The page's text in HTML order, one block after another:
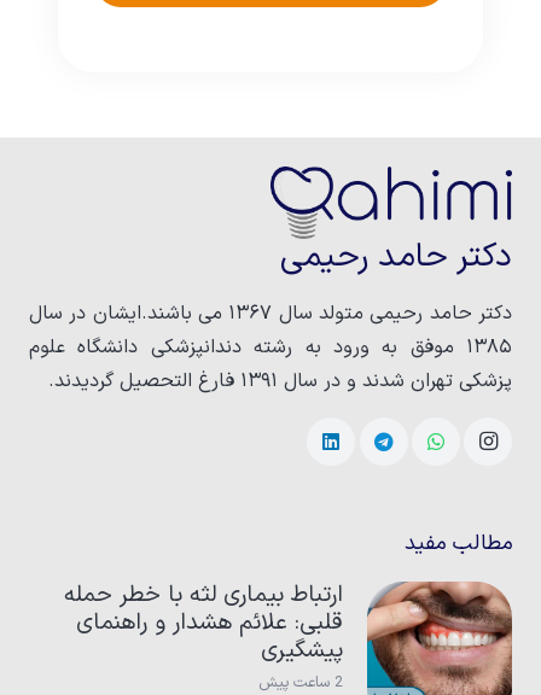
دکتر حامد رحیمی
دکتر حامد رحیمی متولد سال ۱۳۶۷ می باشند.ایشان در سال
۱۳۸۵ موفق به ورود به رشته دندانپزشکی دانشگاه علوم
پزشکی تهران شدند و در سال ۱۳۹۱ فارغ التحصیل گردیدند.
مطالب مفید
ارتباط بیماری لثه با خطر حمله
قلبی: علائم هشدار و راهنمای
پیشگیری
2 ساعت پیش